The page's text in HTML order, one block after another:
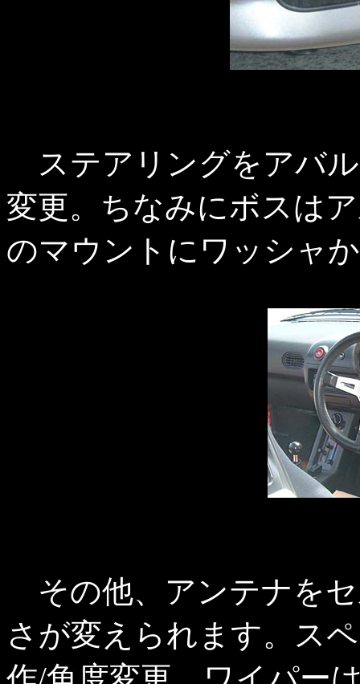
ステアリングをアバ
変更。ちなみにボスは
のマウントにワッシャ
その他、アンテナをセ
さが変えられます。ス